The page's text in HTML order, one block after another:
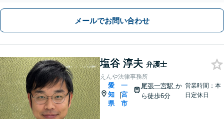
メールでお問い合わせ
塩谷 淳夫 弁護士
えんや法律事務所
愛
知
県
|
一
宮
市
尾張一宮駅 か
ら徒歩6分
営業時間：本
日定休日